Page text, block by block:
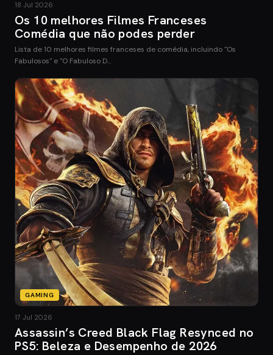
18 Jul 2026
Os 10 melhores Filmes Franceses
Comédia que não podes perder
Lista de 10 melhores filmes franceses de comédia, incluindo "Os
Fabulosos" e "O Fabuloso D…
GAMING
17 Jul 2026
Assassin’s Creed Black Flag Resynced no
PS5: Beleza e Desempenho de 2026